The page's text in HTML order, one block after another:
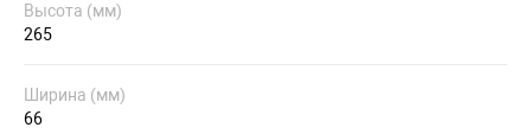
Высота (мм)
265
Ширина (мм)
66